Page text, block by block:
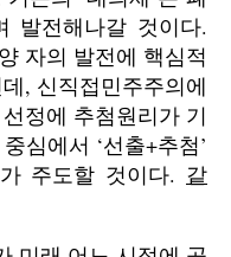
발전해나갈 것이다.
자의 발전에 핵심적
, 신직접민주주의에
정에 추첨원리가 기
심에서 ‘선출+추첨’
주도할 것이다. 같